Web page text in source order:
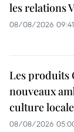
les relations
08/08/2026 09:41
Les produits
nouveaux
culture locale
08/08/2026